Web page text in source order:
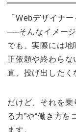
「Webデザイナ
──そんなイメー
でも、実際には
正依頼や終わら
直、投げ出したく
だけど、それを乗
る力”や“働き方を
ます。